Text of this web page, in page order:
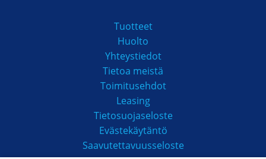
Tuotteet
Huolto
Yhteystiedot
Tietoa meistä
Toimitusehdot
Leasing
Tietosuojaseloste
Evästekäytäntö
Saavutettavuusseloste